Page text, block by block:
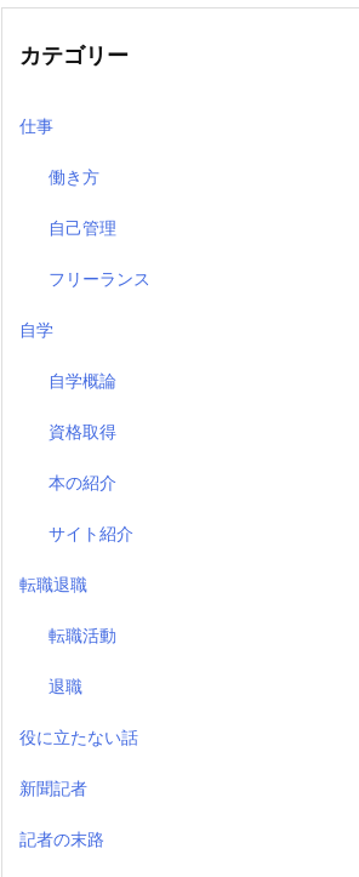
カテゴリー
仕事
働き方
自己管理
フリーランス
自学
自学概論
資格取得
本の紹介
サイト紹介
転職退職
転職活動
退職
役に立たない話
新聞記者
記者の末路